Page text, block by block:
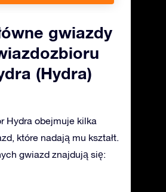
gwiazdy
(Hydra)
Hydra obejmuje kilka
które nadają mu kształt.
gwiazd znajdują się: